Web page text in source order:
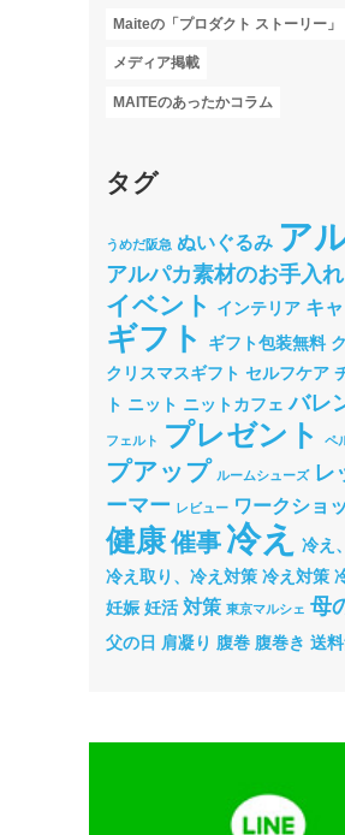
Maiteの「プロダクト ストーリー」
メディア掲載
MAITEのあったかコラム
タグ
うめだ阪急 ぬいぐるみ ア
アルパカ素材のお手入れ
イベント インテリア キ
ギフト ギフト包装無料
クリスマスギフト セルフケア
ト ニット ニットカフェ バレ
フェルト プレゼント ペ
プアップ ルームシューズ レ
ーマー レビュー ワークショ
健康催事 冷え
冷え
冷え取り、冷え対策 冷え対策
妊娠 妊活 対策 東京マルシェ 母
父の日 肩凝り 腹巻 腹巻き 送